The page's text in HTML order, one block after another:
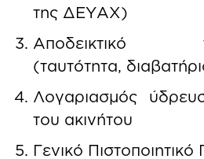
της ΔΕΥΑΧ)
Αποδεικτικό
(ταυτότητα,
Λογαριασμός
του ακινήτου
Γενικό